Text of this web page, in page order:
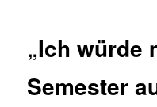
„Ich würde
Semester